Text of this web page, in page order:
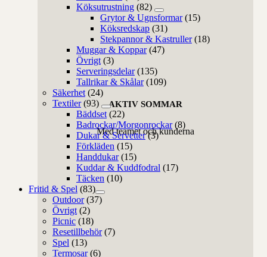
AKTIV SOMMAR
Med teamet och kunderna
Köksutrustning (82)
Grytor & Ugnsformar (15)
Köksredskap (31)
Stekpannor & Kastruller (18)
Muggar & Koppar (47)
Övrigt (3)
Serveringsdelar (135)
Tallrikar & Skålar (109)
Säkerhet (24)
Textiler (93)
Bäddset (22)
Badrockar/Morgonrockar (8)
Dukar & Servetter (3)
Förkläden (15)
Handdukar (15)
Kuddar & Kuddfodral (17)
Täcken (10)
Fritid & Spel (83)
Outdoor (37)
Övrigt (2)
Picnic (18)
Resetillbehör (7)
Spel (13)
Termosar (6)